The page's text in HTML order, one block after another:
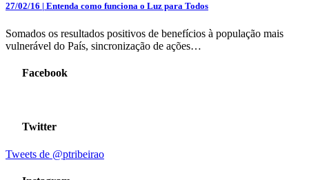
27/02/16 | Entenda como funciona o Luz para Todos
Somados os resultados positivos de benefícios à população mais
vulnerável do País, sincronização de ações…
Facebook
Twitter
Tweets de @ptribeirao